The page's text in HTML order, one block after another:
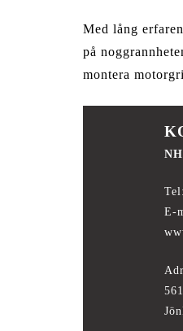
Med lång
på
montera
E-